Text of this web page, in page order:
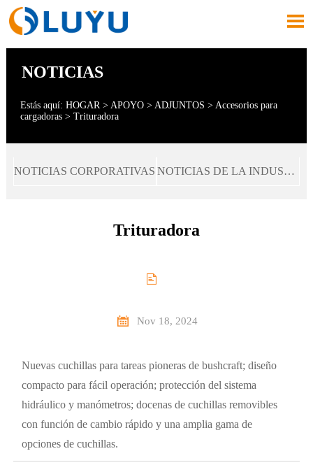

NOTICIAS
Estás aquí: HOGAR> APOYO> ADJUNTOS > Accesorios para
cargadoras> Trituradora
NOTICIAS CORPORATIVAS NOTICIAS DE LA INDUSTRIA
Trituradora

 Nov 18, 2024
Nuevas cuchillas para tareas pioneras de bushcraft; diseño
compacto para fácil operación; protección del sistema
hidráulico y manómetros; docenas de cuchillas removibles
con función de cambio rápido y una amplia gama de
opciones de cuchillas.